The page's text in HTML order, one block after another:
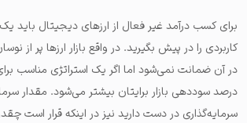
برای کسب درآمد غیر فعال از ارزهای دیجیتال باید
کاربردی را در پیش بگیرید. در واقع بازار ارزها پر از
در آن ضمانت نمی‌شود اما اگر یک استراتژی مناسب
درصد سوددهی بازار برایتان بیشتر می‌شود. مقدار
سرمایه‌گذاری در دست دارید نیز در اینکه قرار است چقدر